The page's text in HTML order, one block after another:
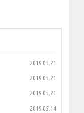
2019.05.21
2019.05.21
2019.05.21
2019.05.14